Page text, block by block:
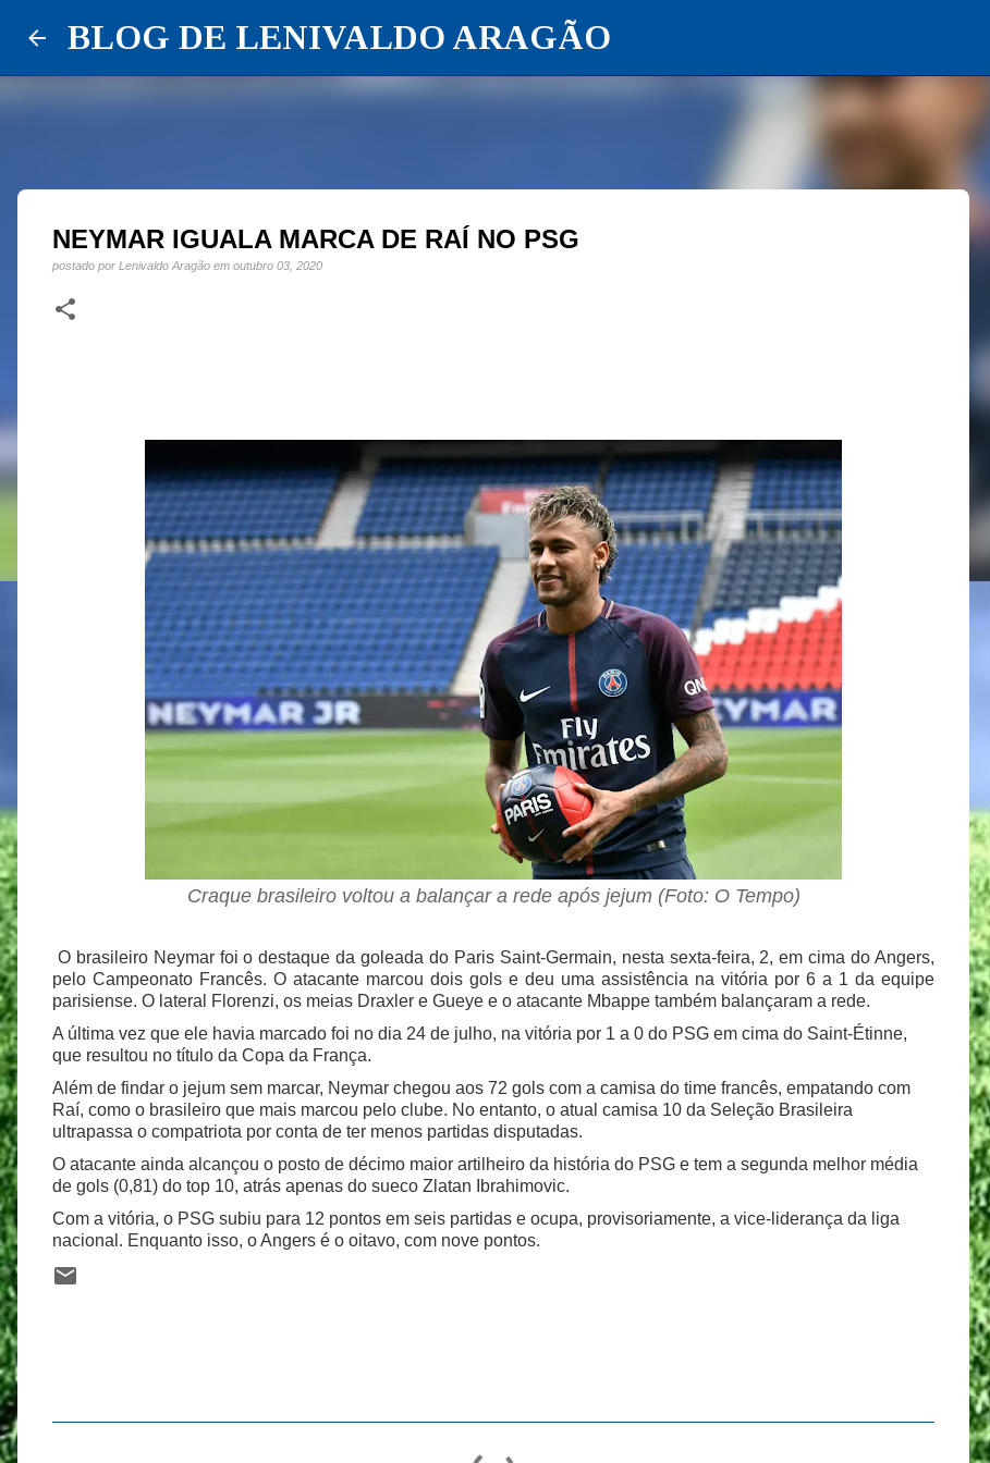
BLOG DE LENIVALDO ARAGÃO
NEYMAR IGUALA MARCA DE RAÍ NO PSG
postado por Lenivaldo Aragão em outubro 03, 2020
Craque brasileiro voltou a balançar a rede após jejum (Foto: O Tempo)
O brasileiro Neymar foi o destaque da goleada do Paris Saint-Germain, nesta sexta-feira, 2, em cima do Angers,
pelo Campeonato Francês. O atacante marcou dois gols e deu uma assistência na vitória por 6 a 1 da equipe
parisiense. O lateral Florenzi, os meias Draxler e Gueye e o atacante Mbappe também balançaram a rede.
A última vez que ele havia marcado foi no dia 24 de julho, na vitória por 1 a 0 do PSG em cima do Saint-Étinne,
que resultou no título da Copa da França.
Além de findar o jejum sem marcar, Neymar chegou aos 72 gols com a camisa do time francês, empatando com
Raí, como o brasileiro que mais marcou pelo clube. No entanto, o atual camisa 10 da Seleção Brasileira
ultrapassa o compatriota por conta de ter menos partidas disputadas.
O atacante ainda alcançou o posto de décimo maior artilheiro da história do PSG e tem a segunda melhor média
de gols (0,81) do top 10, atrás apenas do sueco Zlatan Ibrahimovic.
Com a vitória, o PSG subiu para 12 pontos em seis partidas e ocupa, provisoriamente, a vice-liderança da liga
nacional. Enquanto isso, o Angers é o oitavo, com nove pontos.